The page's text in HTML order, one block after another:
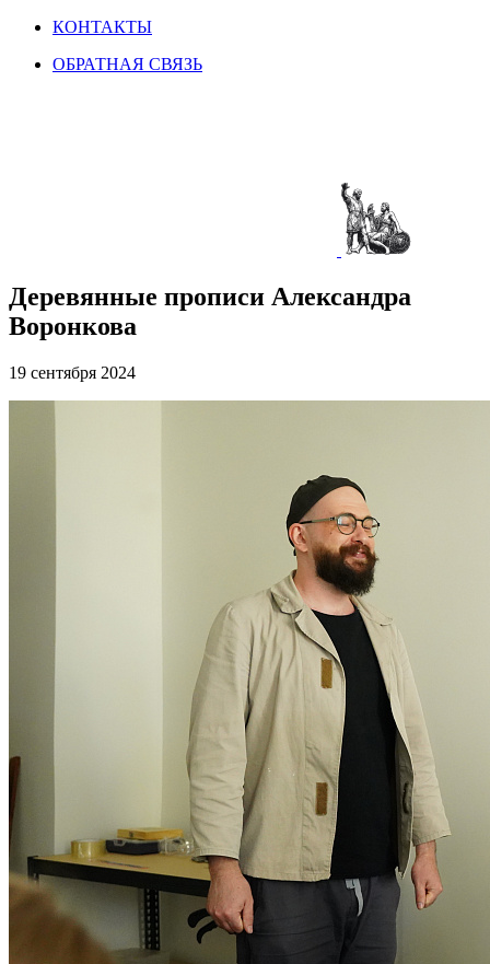
КОНТАКТЫ
ОБРАТНАЯ СВЯЗЬ
Деревянные прописи Александра
Воронкова
19 сентября 2024